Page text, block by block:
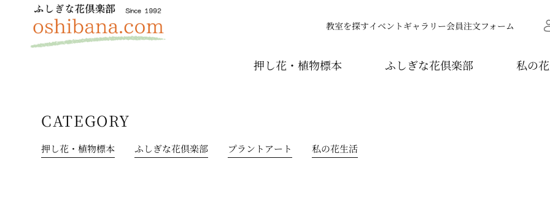
教室を探すイベント ギャラリー会員注文フォーム
押し花・植物標本 ふしぎな花倶楽部 私の
CATEGORY
押し花・植物標本 ふしぎな花倶楽部 プラントアート 私の花生活